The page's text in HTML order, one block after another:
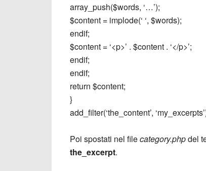
array_push($words, ‘…’);
$content = implode(‘ ‘, $words);
endif;
$content = ‘<p>’ . $content . ‘</p>’;
endif;
endif;
return $content;
}
add_filter(‘the_content’,
Poi spostati nel filecategory.phpdel
the_excerpt.